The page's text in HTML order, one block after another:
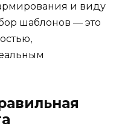
и виду
шаблонов — это